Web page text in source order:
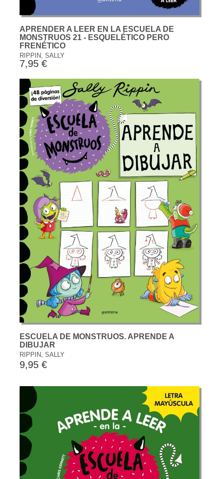
APRENDER A LEER EN LA ESCUELA DE
MONSTRUOS 21 - ESQUELÉTICO PERO
FRENÉTICO
RIPPIN, SALLY
7,95 €
ESCUELA DE MONSTRUOS. APRENDE A
DIBUJAR
RIPPIN, SALLY
9,95 €